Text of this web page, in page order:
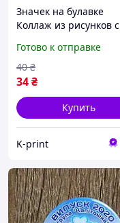
Значек на булавке
Коллаж из рисунков с
Готово к отправке
34₴
40 ₴
Купить
K-print